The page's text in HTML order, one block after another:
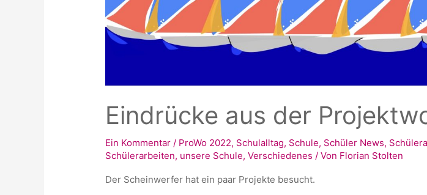
Eindrücke aus der
Ein Kommentar / ProWo 2022, Schulalltag, Schule, Schüler News,
Schülerarbeiten, unsere Schule,Verschiedenes / Von Florian Stolten
Der Scheinwerfer hat ein paar Projekte besucht.